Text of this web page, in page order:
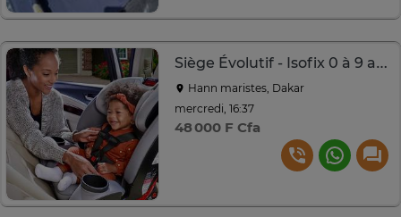
Siège Évolutif - Isofix 0 à 9 ans
Hann maristes, Dakar
mercredi, 16:37
48 000 F Cfa